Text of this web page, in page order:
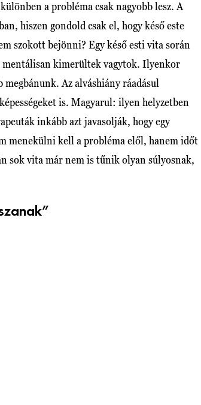
a probléma csak nagyobb lesz. A
hiszen gondold csak el, hogy késő este
szokott bejönni? Egy késő esti vita során
kimerültek vagytok. Ilyenkor
Az alváshiány ráadásul
is. Magyarul: ilyen helyzetben
inkább azt javasolják, hogy egy
menekülni kell a probléma elől, hanem időt
sok vita már nem is tűnik olyan súlyosnak,